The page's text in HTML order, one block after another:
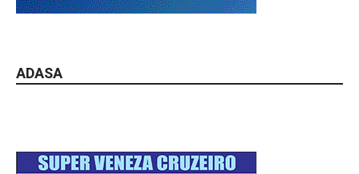
ADASA